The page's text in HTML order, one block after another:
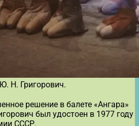
Н. Григорович.
решение в балете «Ангара»
был удостоен в 1977 году
СССР.